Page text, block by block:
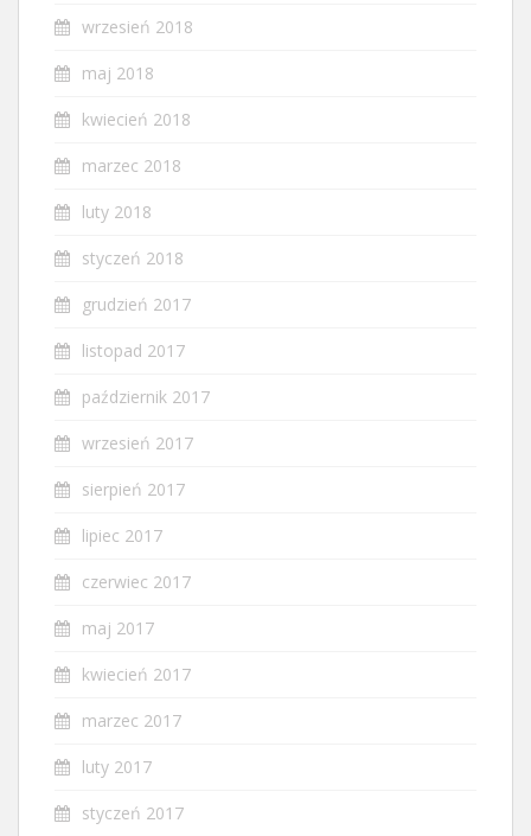
wrzesień 2018
maj 2018
kwiecień 2018
marzec 2018
luty 2018
styczeń 2018
grudzień 2017
listopad 2017
październik 2017
wrzesień 2017
sierpień 2017
lipiec 2017
czerwiec 2017
maj 2017
kwiecień 2017
marzec 2017
luty 2017
styczeń 2017